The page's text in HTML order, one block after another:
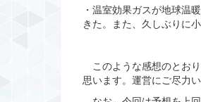
・温室効果ガスが地球温
きた。また、久しぶりに
このような感想のとお
思います。運営にご尽力